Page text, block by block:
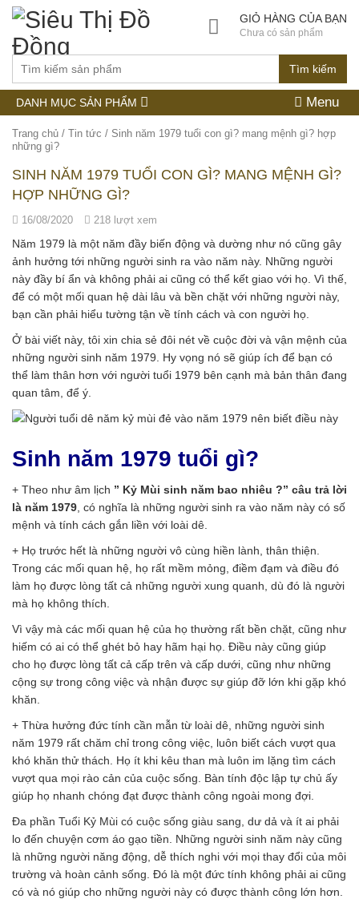
Tìm kiếm
GIỎ HÀNG CỦA BẠN
Chưa có sản phẩm
DANH MỤC SẢN PHẨM Menu
Trang chủ / Tin tức / Sinh năm 1979 tuổi con gì? mang mệnh gì? hợp
những gì?
SINH NĂM 1979 TUỔI CON GÌ? MANG MỆNH GÌ?
HỢP NHỮNG GÌ?
16/08/2020 218 lượt xem
Năm 1979 là một năm đầy biến động và dường như nó cũng gây
ảnh hưởng tới những người sinh ra vào năm này. Những người
này đầy bí ẩn và không phải ai cũng có thể kết giao với họ. Vì thế,
để có một mối quan hệ dài lâu và bền chặt với những người này,
bạn cần phải hiểu tường tận về tính cách và con người họ.
Ở bài viết này, tôi xin chia sẻ đôi nét về cuộc đời và vận mệnh của
những người sinh năm 1979. Hy vọng nó sẽ giúp ích để bạn có
thể làm thân hơn với người tuổi 1979 bên cạnh mà bản thân đang
quan tâm, để ý.
Sinh năm 1979 tuổi gì?
+ Theo như âm lịch ” Kỷ Mùi sinh năm bao nhiêu ?” câu trả lời
là năm 1979, có nghĩa là những người sinh ra vào năm này có số
mệnh và tính cách gắn liền với loài dê.
+ Họ trước hết là những người vô cùng hiền lành, thân thiện.
Trong các mối quan hệ, họ rất mềm mỏng, điềm đạm và điều đó
làm họ được lòng tất cả những người xung quanh, dù đó là người
mà họ không thích.
Vì vậy mà các mối quan hệ của họ thường rất bền chặt, cũng như
hiếm có ai có thể ghét bỏ hay hãm hại họ. Điều này cũng giúp
cho họ được lòng tất cả cấp trên và cấp dưới, cũng như những
cộng sự trong công việc và nhận được sự giúp đỡ lớn khi gặp khó
khăn.
+ Thừa hưởng đức tính cần mẫn từ loài dê, những người sinh
năm 1979 rất chăm chỉ trong công việc, luôn biết cách vượt qua
khó khăn thử thách. Họ ít khi kêu than mà luôn im lặng tìm cách
vượt qua mọi rào cản của cuộc sống. Bàn tính độc lập tự chủ ấy
giúp họ nhanh chóng đạt được thành công ngoài mong đợi.
Đa phần Tuổi Kỷ Mùi có cuộc sống giàu sang, dư dả và ít ai phải
lo đến chuyện cơm áo gạo tiền. Những người sinh năm này cũng
là những người năng động, dễ thích nghi với mọi thay đổi của môi
trường và hoàn cảnh sống. Đó là một đức tính không phải ai cũng
có và nó giúp cho những người này có được thành công lớn hơn.